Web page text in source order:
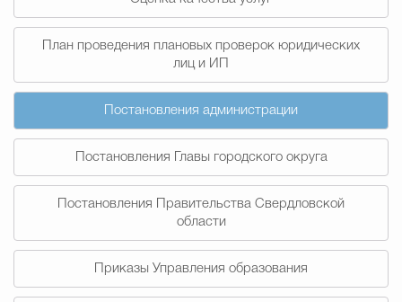
Противодействие
Муниципальные
План проведения плановых проверок юридических
лиц и ИП
Постановления администрации
Постановления Главы городского округа
Постановления Правительства Свердловской
области
Приказы Управления образования